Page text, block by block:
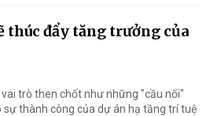
thúc đẩy tăng trưởng của
trò then chốt như những "cầu nối"
sự thành công của dự án hạ tầng trí tuệ